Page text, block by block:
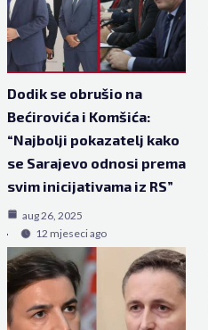
Dodik se obrušio na
Bećirovića i Komšića:
“Najbolji pokazatelj kako
se Sarajevo odnosi prema
svim inicijativama iz RS”
aug 26, 2025
12 mjeseci ago